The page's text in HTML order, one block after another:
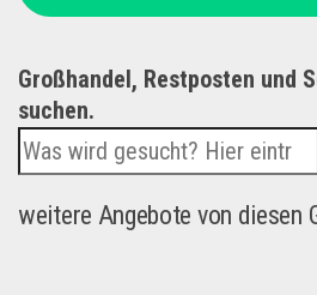
Großhandel, Restposten und
suchen.
weitere Angebote von diesen